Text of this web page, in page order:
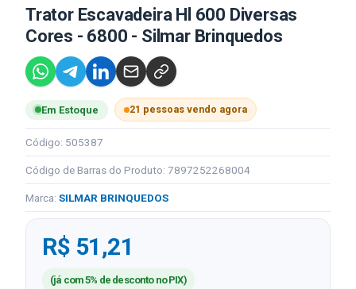
Trator Escavadeira Hl 600 Diversas
Cores - 6800 - Silmar Brinquedos
Em Estoque 21 pessoas vendo agora
Código: 505387
Código de Barras do Produto: 7897252268004
Marca: SILMAR BRINQUEDOS
R$ 51,21
(já com 5% de desconto no PIX)